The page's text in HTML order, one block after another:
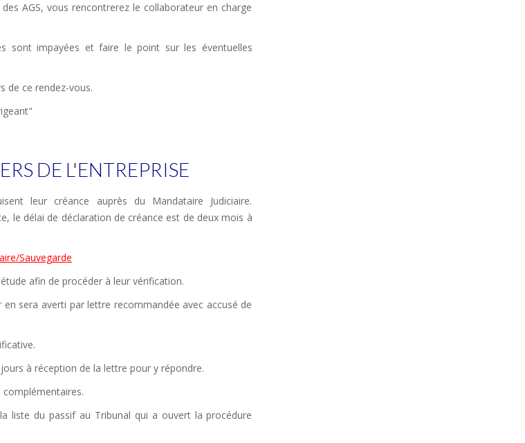
AGS, vous rencontrerez le collaborateur en charge
sont impayées et faire le point sur les éventuelles
de ce rendez-vous.
DE L'ENTREPRISE
leur créance auprès du Mandataire Judiciaire.
le délai de déclaration de créance est de deux mois à
Sauvegarde
afin de procéder à leur vérification.
sera averti par lettre recommandée avec accusé de
à réception de la lettre pour y répondre.
liste du passif au Tribunal qui a ouvert la procédure